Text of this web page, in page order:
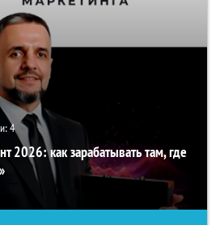
4
2026: как зарабатывать там, где